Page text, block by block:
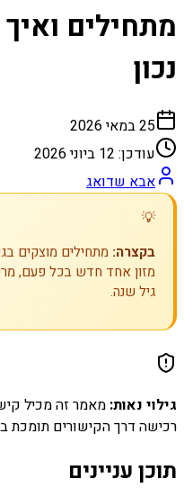
מתחילים
נכון
25 במאי 2026
עודכן: 12 ביוני 2026
אבא שדואג
💡
בקצרה:
מזון אחד חדש בכל פעם,
גיל שנה.
גילוי נאות: מאמר זה מכיל
רכישה דרך הקישורים תומכת
תוכן עניינים